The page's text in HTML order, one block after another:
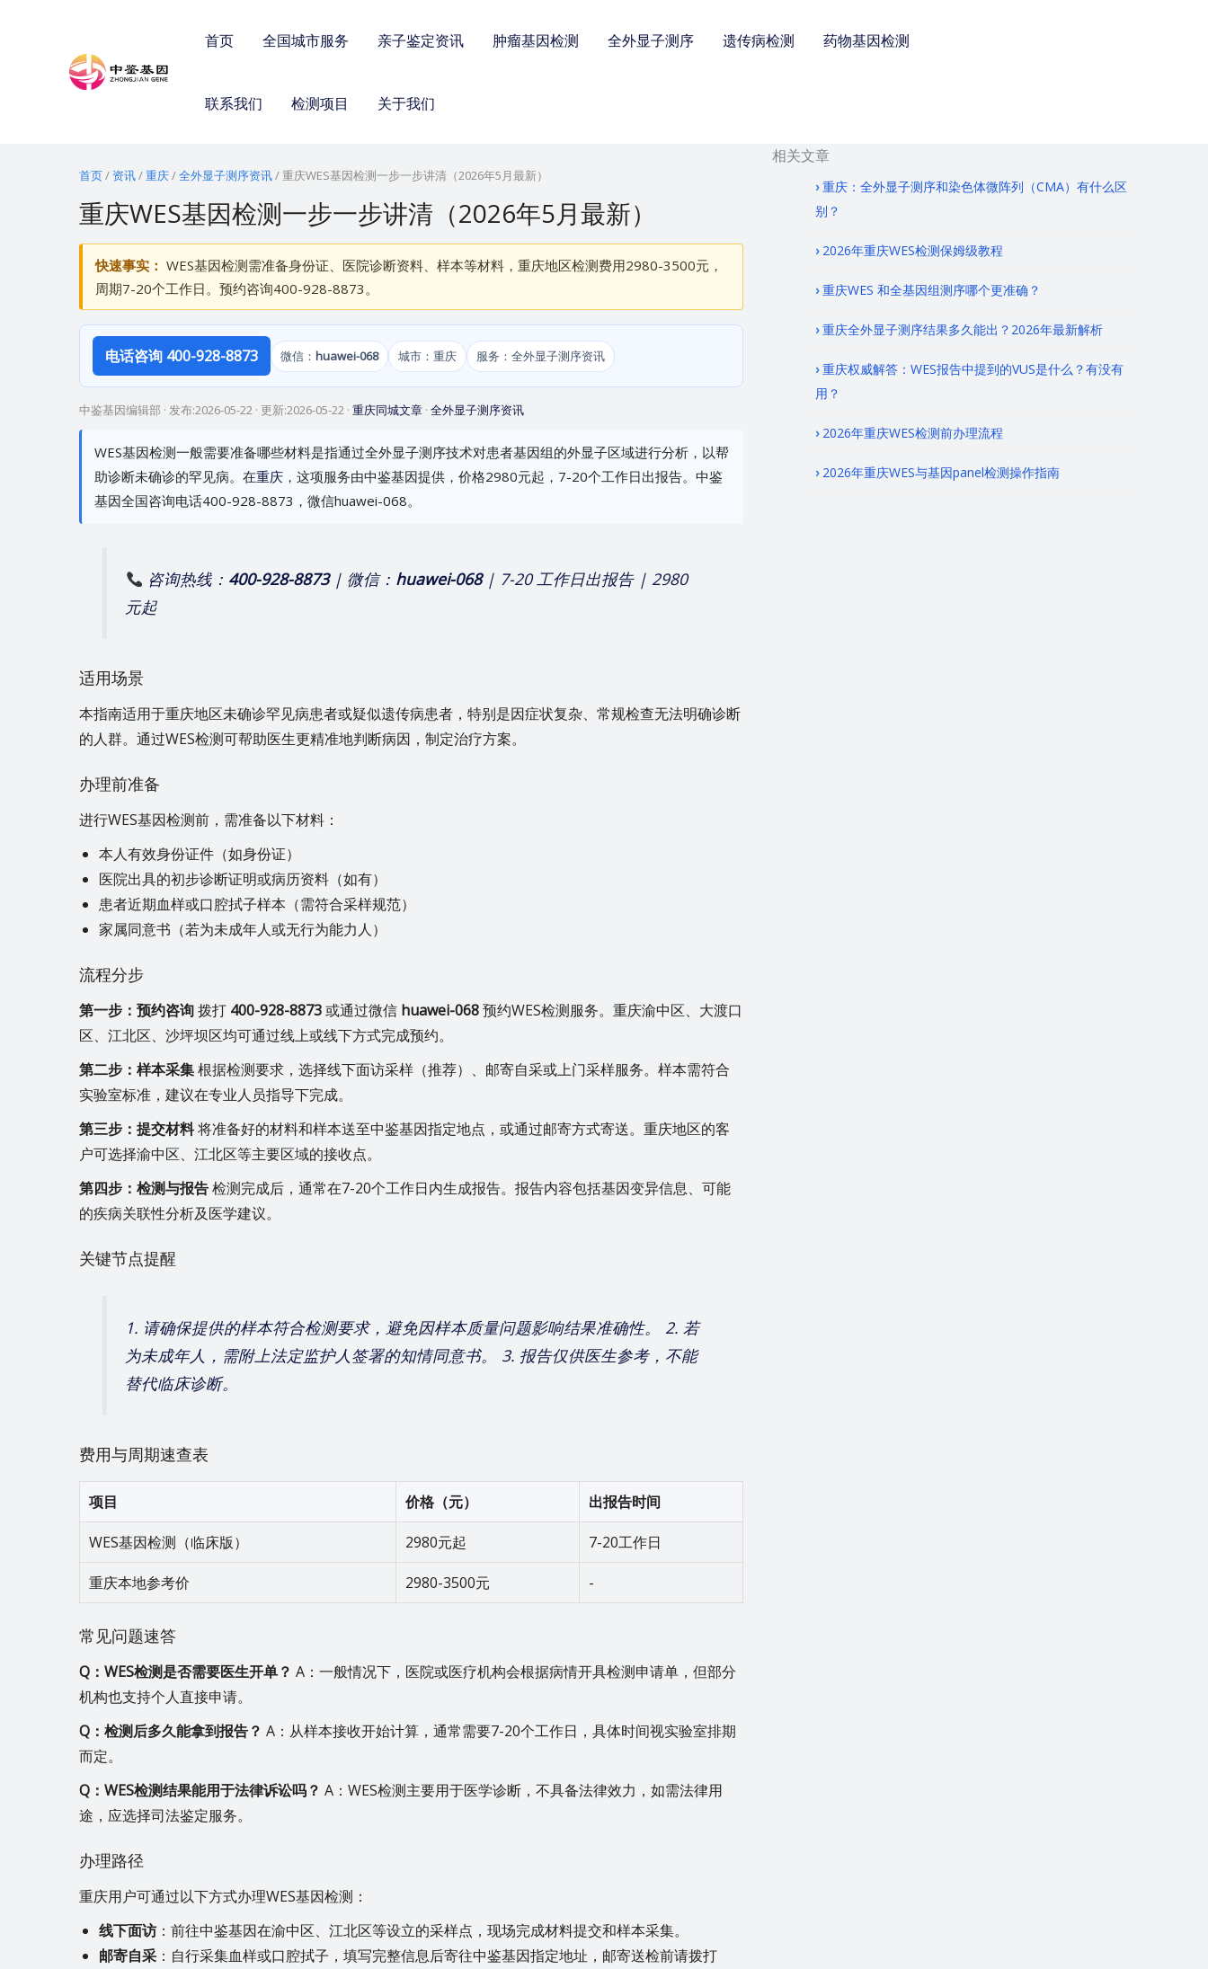
首页 全国城市服务 亲子鉴定资讯 肿瘤基因检测 全外显子测序 遗传病检测 药物基因检测
联系我们 检测项目 关于我们
首页/ 资讯/重庆/全外显子测序资讯/重庆WES基因检测一步一步讲清（2026年5月最新）
重庆WES基因检测一步一步讲清（2026年5月最新）
快速事实： WES基因检测需准备身份证、医院诊断资料、样本等材料，重庆地区检测费用2980-3500元，
周期7-20个工作日。预约咨询400-928-8873。
电话咨询 400-928-8873 微信： huawei-068 城市：重庆 服务：全外显子测序资讯
中鉴基因编辑部 · 发布:2026-05-22 · 更新:2026-05-22 · 重庆同城文章 · 全外显子测序资讯
WES基因检测一般需要准备哪些材料是指通过全外显子测序技术对患者基因组的外显子区域进行分析，以帮
助诊断未确诊的罕见病。在重庆 ，这项服务由中鉴基因提供，价格2980元起，7-20个工作日出报告。中鉴
基因全国咨询电话400-928-8873，微信huawei-068。
咨询热线： 400-928-8873| 微信： huawei-068| 7-20 工作日出报告 | 2980
元起
适用场景
本指南适用于重庆地区未确诊罕见病患者或疑似遗传病患者，特别是因症状复杂、常规检查无法明确诊断
的人群。通过WES检测可帮助医生更精准地判断病因，制定治疗方案。
办理前准备
进行WES基因检测前，需准备以下材料：
本人有效身份证件（如身份证）
医院出具的初步诊断证明或病历资料（如有）
患者近期血样或口腔拭子样本（需符合采样规范）
家属同意书（若为未成年人或无行为能力人）
流程分步
第一步：预约咨询拨打 400-928-8873或通过微信 huawei-068预约WES检测服务。重庆渝中区、大渡口
区、江北区、沙坪坝区均可通过线上或线下方式完成预约。
第二步：样本采集根据检测要求，选择线下面访采样（推荐）、邮寄自采或上门采样服务。样本需符合
实验室标准，建议在专业人员指导下完成。
第三步：提交材料将准备好的材料和样本送至中鉴基因指定地点，或通过邮寄方式寄送。重庆地区的客
户可选择渝中区、江北区等主要区域的接收点。
第四步：检测与报告检测完成后，通常在7-20个工作日内生成报告。报告内容包括基因变异信息、可能
的疾病关联性分析及医学建议。
关键节点提醒
1. 请确保提供的样本符合检测要求，避免因样本质量问题影响结果准确性。 2. 若
为未成年人，需附上法定监护人签署的知情同意书。 3. 报告仅供医生参考，不能
替代临床诊断。
费用与周期速查表
项目 价格（元） 出报告时间
WES基因检测（临床版） 2980元起 7-20工作日
重庆本地参考价 2980-3500元 -
常见问题速答
Q：WES检测是否需要医生开单？ A：一般情况下，医院或医疗机构会根据病情开具检测申请单，但部分
机构也支持个人直接申请。
Q：检测后多久能拿到报告？ A：从样本接收开始计算，通常需要7-20个工作日，具体时间视实验室排期
而定。
Q：WES检测结果能用于法律诉讼吗？ A：WES检测主要用于医学诊断，不具备法律效力，如需法律用
途，应选择司法鉴定服务。
办理路径
重庆用户可通过以下方式办理WES基因检测：
线下面访：前往中鉴基因在渝中区、江北区等设立的采样点，现场完成材料提交和样本采集。
邮寄自采 ：自行采集血样或口腔拭子，填写完整信息后寄往中鉴基因指定地址，邮寄送检前请拨打
相关文章
重庆：全外显子测序和染色体微阵列（CMA）有什么区
别？
2026年重庆WES检测保姆级教程
重庆WES 和全基因组测序哪个更准确？
重庆全外显子测序结果多久能出？2026年最新解析
重庆权威解答：WES报告中提到的VUS是什么？有没有
用？
2026年重庆WES检测前办理流程
2026年重庆WES与基因panel检测操作指南